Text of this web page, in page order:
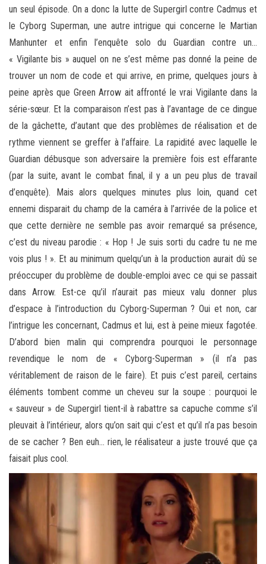
un seul épisode. On a donc la lutte de Supergirl contre Cadmus et
le Cyborg Superman, une autre intrigue qui concerne le Martian
Manhunter et enfin l’enquête solo du Guardian contre un…
« Vigilante bis » auquel on ne s’est même pas donné la peine de
trouver un nom de code et qui arrive, en prime, quelques jours à
peine après que Green Arrow ait affronté le vrai Vigilante dans la
série-sœur. Et la comparaison n’est pas à l’avantage de ce dingue
de la gâchette, d’autant que des problèmes de réalisation et de
rythme viennent se greffer à l’affaire. La rapidité avec laquelle le
Guardian débusque son adversaire la première fois est effarante
(par la suite, avant le combat final, il y a un peu plus de travail
d’enquête). Mais alors quelques minutes plus loin, quand cet
ennemi disparait du champ de la caméra à l’arrivée de la police et
que cette dernière ne semble pas avoir remarqué sa présence,
c’est du niveau parodie : « Hop ! Je suis sorti du cadre tu ne me
vois plus ! ». Et au minimum quelqu’un à la production aurait dû se
préoccuper du problème de double-emploi avec ce qui se passait
dans Arrow. Est-ce qu’il n’aurait pas mieux valu donner plus
d’espace à l’introduction du Cyborg-Superman ? Oui et non, car
l’intrigue les concernant, Cadmus et lui, est à peine mieux fagotée.
D’abord bien malin qui comprendra pourquoi le personnage
revendique le nom de « Cyborg-Superman » (il n’a pas
véritablement de raison de le faire). Et puis c’est pareil, certains
éléments tombent comme un cheveu sur la soupe : pourquoi le
« sauveur » de Supergirl tient-il à rabattre sa capuche comme s’il
pleuvait à l’intérieur, alors qu’on sait qui c’est et qu’il n’a pas besoin
de se cacher ? Ben euh… rien, le réalisateur a juste trouvé que ça
faisait plus cool.